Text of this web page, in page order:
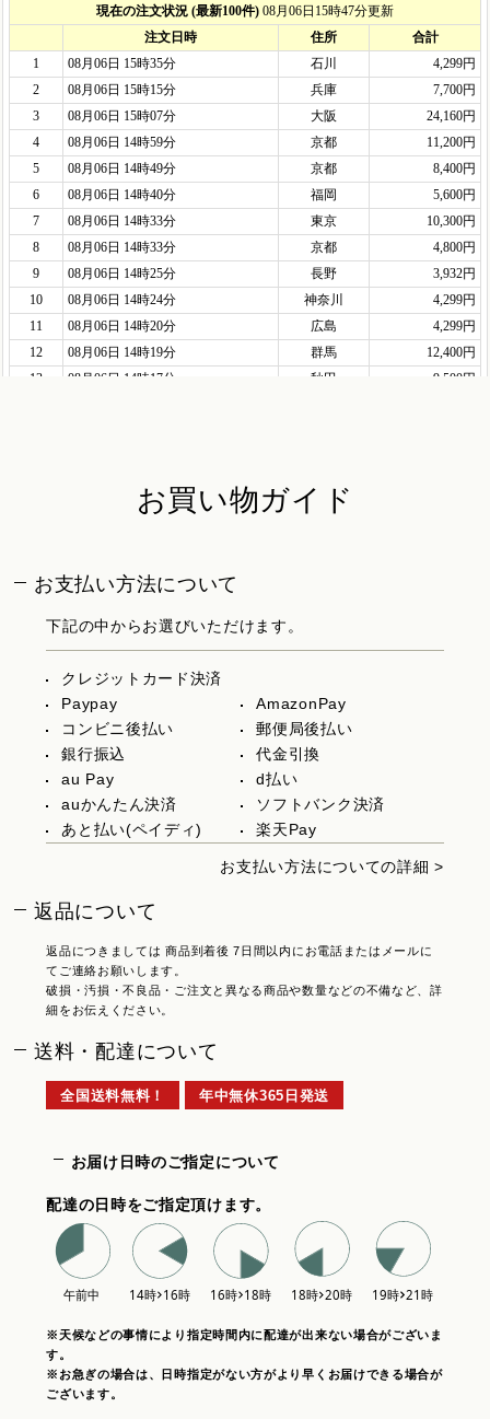
お買い物ガイド
お支払い方法について
下記の中からお選びいただけます。
クレジットカード決済
Paypay
AmazonPay
コンビニ後払い
郵便局後払い
銀行振込
代金引換
au Pay
d払い
auかんたん決済
ソフトバンク決済
あと払い(ペイディ)
楽天Pay
お支払い方法についての詳細 >
返品について
返品につきましては 商品到着後 7日間以内にお電話またはメールに
てご連絡お願いします。
破損・汚損・不良品・ご注文と異なる商品や数量などの不備など、詳
細をお伝えください。
送料・配達について
全国送料無料！ 年中無休365日発送
お届け日時のご指定について
配達の日時をご指定頂けます。
※天候などの事情により指定時間内に配達が出来ない場合がございま
す。
※お急ぎの場合は、日時指定がない方がより早くお届けできる場合が
ございます。